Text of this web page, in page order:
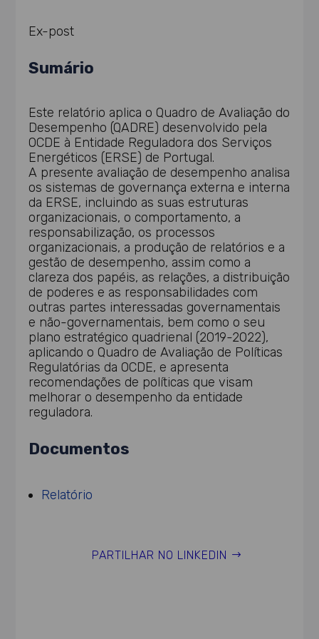
Ex-post
Sumário
Este relatório aplica o Quadro de Avaliação do
Desempenho (QADRE) desenvolvido pela
OCDE à Entidade Reguladora dos Serviços
Energéticos (ERSE) de Portugal.
A presente avaliação de desempenho analisa
os sistemas de governança externa e interna
da ERSE, incluindo as suas estruturas
organizacionais, o comportamento, a
responsabilização, os processos
organizacionais, a produção de relatórios e a
gestão de desempenho, assim como a
clareza dos papéis, as relações, a distribuição
de poderes e as responsabilidades com
outras partes interessadas governamentais
e não-governamentais, bem como o seu
plano estratégico quadrienal (2019-2022),
aplicando o Quadro de Avaliação de Políticas
Regulatórias da OCDE, e apresenta
recomendações de políticas que visam
melhorar o desempenho da entidade
reguladora.
Documentos
Relatório
PARTILHAR NO LINKEDIN